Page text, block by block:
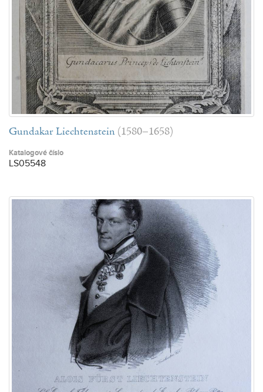
Gundakar Liechtenstein (1580–1658)
Katalogové číslo
LS05548